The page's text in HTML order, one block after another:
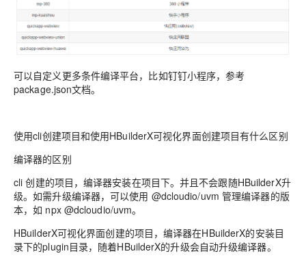
可以自定义更多条件编译平台，比如钉钉小程序，参考
package.json文档。
使用cli创建项目和使用HBuilderX可视化界面创建项目有什么区别
编译器的区别
cli 创建的项目，编译器安装在项目下。并且不会跟随HBuilderX升
级。如需升级编译器，可以使用 @dcloudio/uvm 管理编译器的版
本，如 npx @dcloudio/uvm。
HBuilderX可视化界面创建的项目，编译器在HBuilderX的安装目
录下的plugin目录，随着HBuilderX的升级会自动升级编译器。